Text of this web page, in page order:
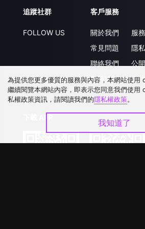
追蹤社群
FOLLOW US
客戶服務
關於我們
常見問題
聯絡我們
升級VIP
服
隱
公
合
為提供您更多優質的服務與內容，本網站使用
繼續閱覽本網站內容，即表示您同意我們使用
私權政策資訊，請閱讀我們的隱私權政策。
我知道了